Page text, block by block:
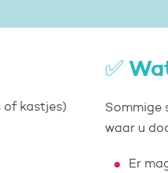
of kastjes)
✅
Sommige
waar u
Er